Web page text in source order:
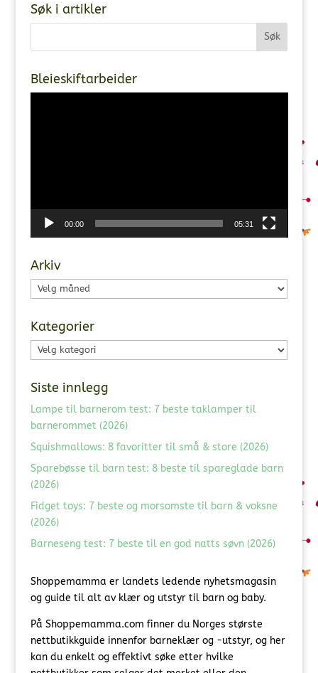
Søk i artikler
Bleieskiftarbeider
00:00 05:31
Arkiv
Arkiv
Kategorier
Kategorier
Siste innlegg
Lampe til barnerom test: 7 beste taklamper til
barnerommet (2026)
Squishmallows: 8 favoritter til små & store (2026)
Sparebøsse til barn test: 8 beste til spareglade barn
(2026)
Fidget toys: 7 beste og morsomste til barn & voksne
(2026)
Barneseng test: 7 beste til en god natts søvn (2026)
Shoppemamma er landets ledende nyhetsmagasin
og guide til alt av klær og utstyr til barn og baby.
På Shoppemamma.com finner du Norges største
nettbutikkguide innenfor barneklær og -utstyr, og her
kan du enkelt og effektivt søke etter hvilke